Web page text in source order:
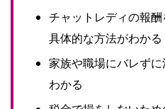
チャットレディの報
具体的な方法がわかる
家族や職場にバレず
わかる